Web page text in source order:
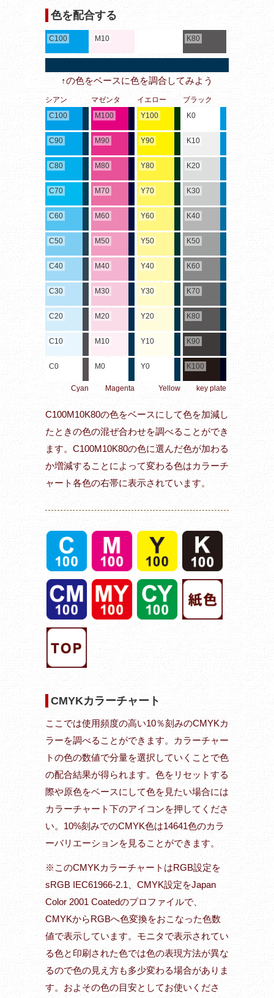
色を配合する
C100 M10 K80
↑の色をベースに色を調合してみよう
シアン
C100
C90
C80
C70
C60
C50
C40
C30
C20
C10
C0
Cyan
マゼンタ
M100
M90
M80
M70
M60
M50
M40
M30
M20
M10
M0
Magenta
イエロー
Y100
Y90
Y80
Y70
Y60
Y50
Y40
Y30
Y20
Y10
Y0
Yellow
ブラック
K0
K10
K20
K30
K40
K50
K60
K70
K80
K90
K100
key plate
C100M10K80の色をベースにして色を加減し
たときの色の混ぜ合わせを調べることができ
ます。C100M10K80の色に選んだ色が加わる
か増減することによって変わる色はカラーチ
ャート各色の右帯に表示されています。
CMYKカラーチャート
ここでは使用頻度の高い10％刻みのCMYKカ
ラーを調べることができます。カラーチャー
トの色の数値で分量を選択していくことで色
の配合結果が得られます。色をリセットする
際や原色をベースにして色を見たい場合には
カラーチャート下のアイコンを押してくださ
い。10%刻みでのCMYK色は14641色のカラ
ーバリエーションを見ることができます。
※このCMYKカラーチャートはRGB設定を
sRGB IEC61966-2.1、CMYK設定をJapan
Color 2001 Coatedのプロファイルで、
CMYKからRGBへ色変換をおこなった色数
値で表示しています。モニタで表示されてい
る色と印刷された色では色の表現方法が異な
るので色の見え方も多少変わる場合がありま
す。およその色の目安としてお使いくださ